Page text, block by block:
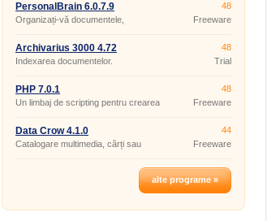
PersonalBrain 6.0.7.9
Organizați-vă documentele,
contactele și alte lucruri.
48
Freeware
Archivarius 3000 4.72
Indexarea documentelor.
48
Trial
PHP 7.0.1
Un limbaj de scripting pentru crearea
48
Freeware
Data Crow 4.1.0
Catalogare multimedia, cărți sau
44
Freeware
alte programe »